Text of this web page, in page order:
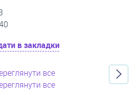
в закладки
все
все